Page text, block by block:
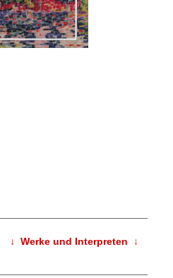
↓ Werke und Interpreten ↓